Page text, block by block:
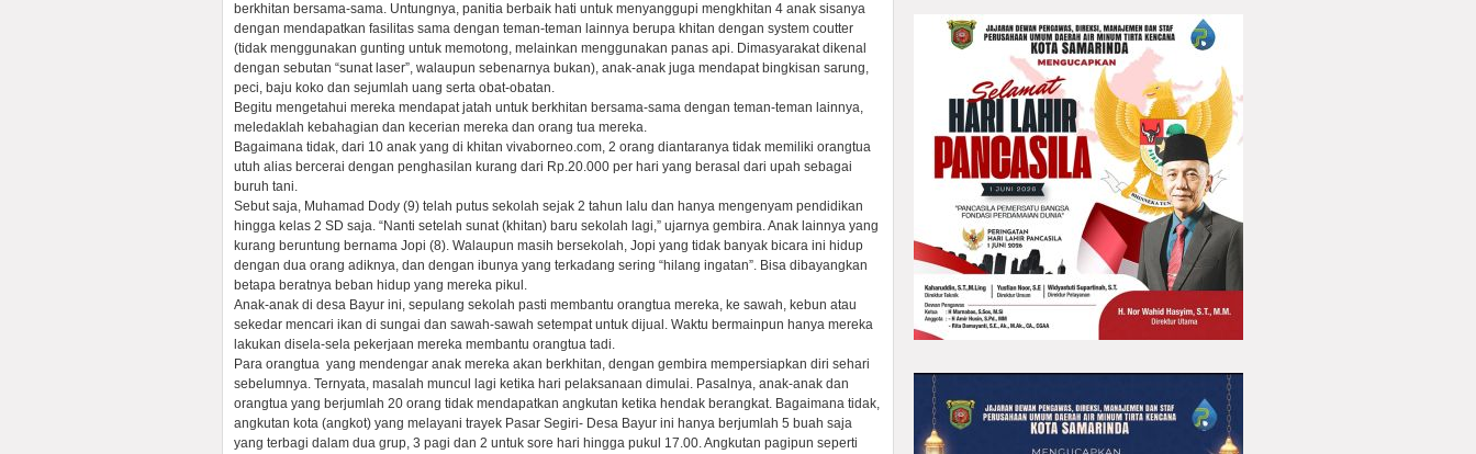
berkhitan bersama-sama. Untungnya, panitia berbaik hati untuk menyanggupi mengkhitan 4 anak sisanya
dengan mendapatkan fasilitas sama dengan teman-teman lainnya berupa khitan dengan system coutter
(tidak menggunakan gunting untuk memotong, melainkan menggunakan panas api. Dimasyarakat dikenal
dengan sebutan “sunat laser”, walaupun sebenarnya bukan), anak-anak juga mendapat bingkisan sarung,
peci, baju koko dan sejumlah uang serta obat-obatan.
Begitu mengetahui mereka mendapat jatah untuk berkhitan bersama-sama dengan teman-teman lainnya,
meledaklah kebahagian dan kecerian mereka dan orang tua mereka.
Bagaimana tidak, dari 10 anak yang di khitan vivaborneo.com, 2 orang diantaranya tidak memiliki orangtua
utuh alias bercerai dengan penghasilan kurang dari Rp.20.000 per hari yang berasal dari upah sebagai
buruh tani.
Sebut saja, Muhamad Dody (9) telah putus sekolah sejak 2 tahun lalu dan hanya mengenyam pendidikan
hingga kelas 2 SD saja. “Nanti setelah sunat (khitan) baru sekolah lagi,” ujarnya gembira. Anak lainnya yang
kurang beruntung bernama Jopi (8). Walaupun masih bersekolah, Jopi yang tidak banyak bicara ini hidup
dengan dua orang adiknya, dan dengan ibunya yang terkadang sering “hilang ingatan”. Bisa dibayangkan
betapa beratnya beban hidup yang mereka pikul.
Anak-anak di desa Bayur ini, sepulang sekolah pasti membantu orangtua mereka, ke sawah, kebun atau
sekedar mencari ikan di sungai dan sawah-sawah setempat untuk dijual. Waktu bermainpun hanya mereka
lakukan disela-sela pekerjaan mereka membantu orangtua tadi.
Para orangtua yang mendengar anak mereka akan berkhitan, dengan gembira mempersiapkan diri sehari
sebelumnya. Ternyata, masalah muncul lagi ketika hari pelaksanaan dimulai. Pasalnya, anak-anak dan
orangtua yang berjumlah 20 orang tidak mendapatkan angkutan ketika hendak berangkat. Bagaimana tidak,
angkutan kota (angkot) yang melayani trayek Pasar Segiri- Desa Bayur ini hanya berjumlah 5 buah saja
yang terbagi dalam dua grup, 3 pagi dan 2 untuk sore hari hingga pukul 17.00. Angkutan pagipun seperti